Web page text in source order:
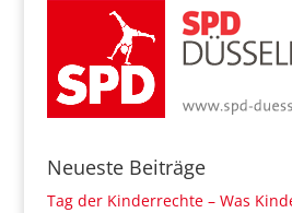
Neueste Beiträge
Tag der Kinderrechte – Was